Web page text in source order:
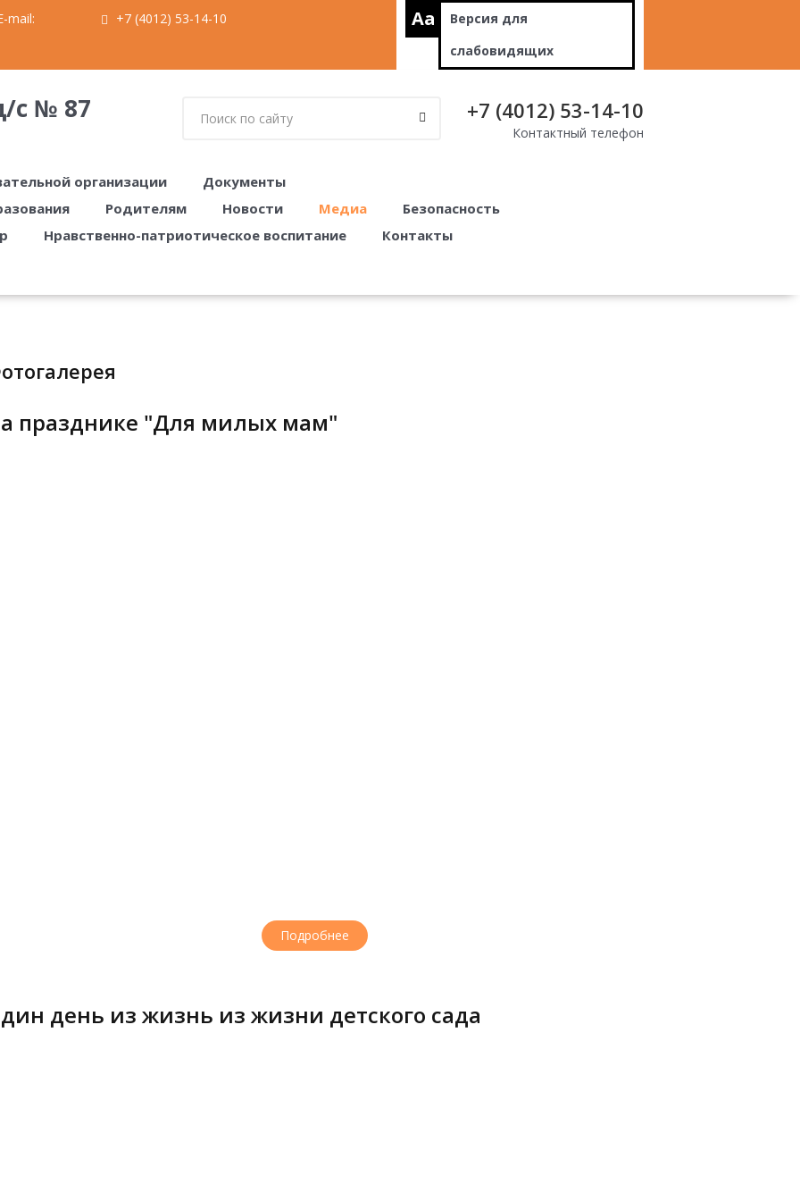
mail: +7 (4012) 53-14-10 Aa
Версия для
слабовидящих
с № 87 +7 (4012) 53-14-10
Контактный телефон
организации
Документы
Родителям Новости Медиа
Безопасность
Нравственно-патриотическое воспитание Контакты
Фотогалерея
празднике "Для милых мам"
Подробнее
день из жизнь из жизни детского сада